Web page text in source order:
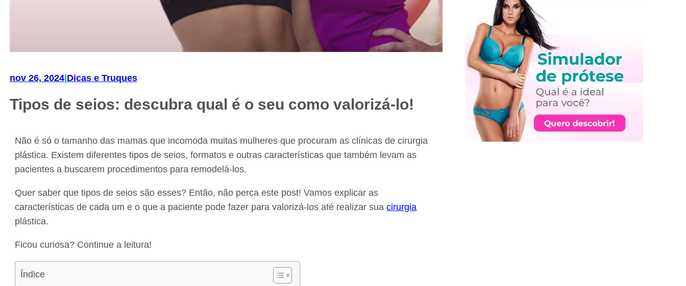
nov 26, 2024|Dicas e Truques
Tipos de seios: descubra qual é o seu como valorizá-lo!
Não é só o tamanho das mamas que incomoda muitas mulheres que procuram as clínicas de cirurgia
plástica. Existem diferentes tipos de seios, formatos e outras características que também levam as
pacientes a buscarem procedimentos para remodelá-los.
Quer saber que tipos de seios são esses? Então, não perca este post! Vamos explicar as
características de cada um e o que a paciente pode fazer para valorizá-los até realizar suacirurgia
plástica.
Ficou curiosa? Continue a leitura!
Índice